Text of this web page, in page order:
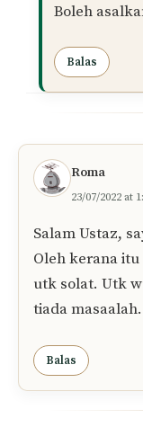
Boleh
Balas
Roma
23/07/2022 at
Salam Ustaz,
Oleh kerana
utk solat. Utk
tiada
Balas